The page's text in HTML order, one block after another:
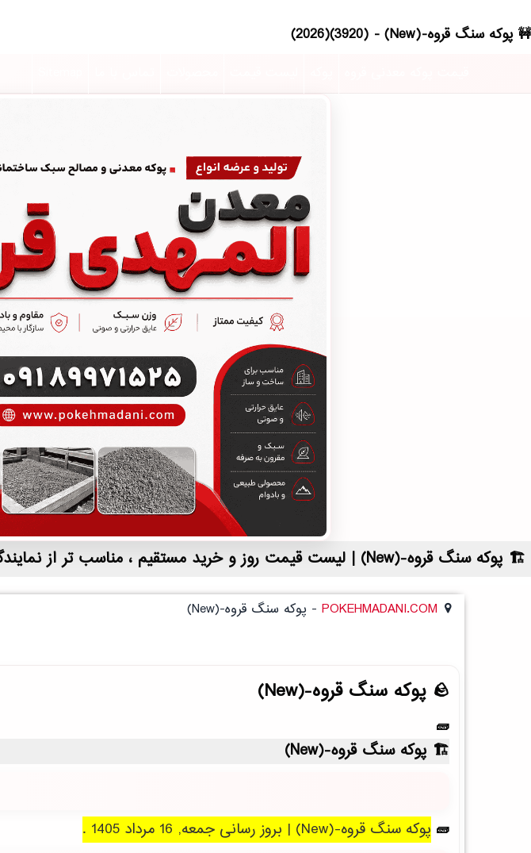
پوکه سنگ قروه-(New) - (3920)(2026)
پوکه سنگ قروه-(New) | لیست قیمت روز و خرید مستقیم ، مناسب تر از نمایندگی شهرستان ها
POKEHMADANI.COM
- پوکه سنگ قروه-(New)
پوکه سنگ قروه-(New)
پوکه سنگ قروه-(New)
پوکه سنگ قروه-(New) | بروز رسانی جمعه, 16 مرداد 1405 .